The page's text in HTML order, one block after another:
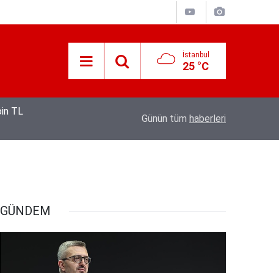
İstanbul
25 °C
Hava 40, asfalt 200 derece: Adana’da
Günün tüm haberleri
GÜNDEM